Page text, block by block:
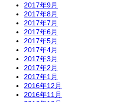
2017年9月
2017年8月
2017年7月
2017年6月
2017年5月
2017年4月
2017年3月
2017年2月
2017年1月
2016年12月
2016年11月